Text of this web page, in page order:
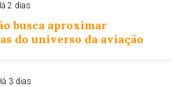
2 dias
busca aproximar
do universo da aviação
3 dias